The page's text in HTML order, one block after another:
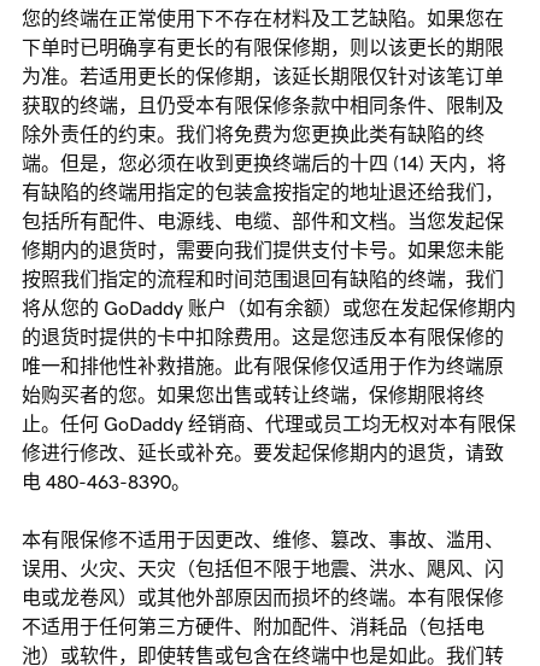
您的终端在正常使用下不存在材料及工艺缺陷。如果您在
下单时已明确享有更长的有限保修期，则以该更长的期限
为准。若适用更长的保修期，该延长期限仅针对该笔订单
获取的终端，且仍受本有限保修条款中相同条件、限制及
除外责任的约束。我们将免费为您更换此类有缺陷的终
端。但是，您必须在收到更换终端后的十四 (14) 天内，将
有缺陷的终端用指定的包装盒按指定的地址退还给我们，
包括所有配件、电源线、电缆、部件和文档。当您发起保
修期内的退货时，需要向我们提供支付卡号。如果您未能
按照我们指定的流程和时间范围退回有缺陷的终端，我们
将从您的 GoDaddy 账户（如有余额）或您在发起保修期内
的退货时提供的卡中扣除费用。这是您违反本有限保修的
唯一和排他性补救措施。此有限保修仅适用于作为终端原
始购买者的您。如果您出售或转让终端，保修期限将终
止。任何 GoDaddy 经销商、代理或员工均无权对本有限保
修进行修改、延长或补充。要发起保修期内的退货，请致
电 480-463-8390。
本有限保修不适用于因更改、维修、篡改、事故、滥用、
误用、火灾、天灾（包括但不限于地震、洪水、飓风、闪
电或龙卷风）或其他外部原因而损坏的终端。本有限保修
不适用于任何第三方硬件、附加配件、消耗品（包括电
池）或软件，即使转售或包含在终端中也是如此。我们转